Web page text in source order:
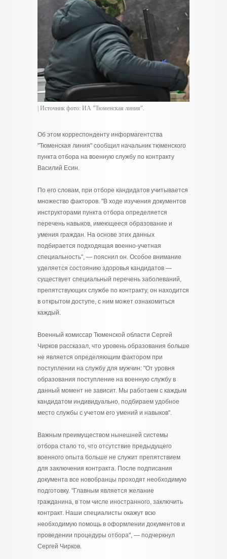
| Источник фото: ИА "Тюменская линия".
Об этом корреспонденту информагентства
"Тюменская линия" сообщил начальник тюменского
пункта отбора на военную службу по контракту
Василий Есин.
По его словам, при отборе кандидатов учитывается
множество факторов. "В ходе изучения документов
инструкторами пункта отбора определяется
перечень навыков, имеющееся образование и
умения граждан. На основе этих данных
подбирается подходящая военно-учетная
специальность", — пояснил он. Особое внимание
уделяется состоянию здоровья кандидатов —
существует специальный перечень заболеваний,
препятствующих службе по контракту, он находится
в открытом доступе, с ним может ознакомиться
каждый.
Военный комиссар Тюменской области Сергей
Чирков рассказал, что уровень образования больше
не является определяющим фактором при
поступлении на службу для мужчин: "От уровня
образования поступление на военную службу в
данный момент не зависит. Мы работаем с каждым
кандидатом индивидуально, подбираем удобное
место службы с учетом его умений и навыков".
Важным преимуществом нынешней системы
отбора стало то, что отсутствие предыдущего
военного опыта больше не служит препятствием
для заключения контракта. После подписания
документа все новобранцы проходят необходимую
подготовку. "Главным является желание
гражданина, в том числе иностранного, заключить
контракт. Наши специалисты окажут всю
необходимую помощь в оформлении документов и
проведении процедуры отбора", — подчеркнул
Сергей Чирков.